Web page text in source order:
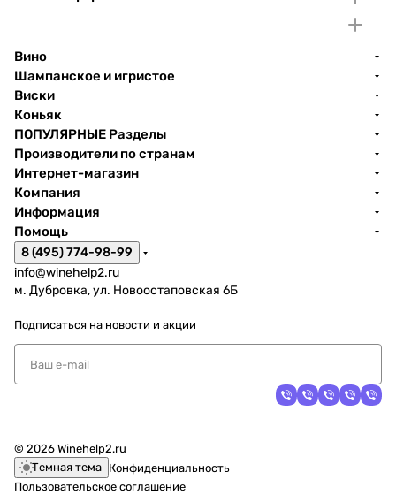
Вино
Шампанское и игристое
Виски
Коньяк
ПОПУЛЯРНЫЕ Разделы
Производители по странам
Интернет-магазин
Компания
Информация
Помощь
8 (495) 774-98-99
info@winehelp2.ru
м. Дубровка, ул. Новоостаповская 6Б
Подписаться на новости и акции
© 2026 Winehelp2.ru
Темная тема Конфиденциальность
Пользовательское соглашение